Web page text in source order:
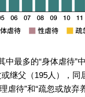
中最多的“身体虐待”
继父（195人），同
虐待”和“疏忽或放